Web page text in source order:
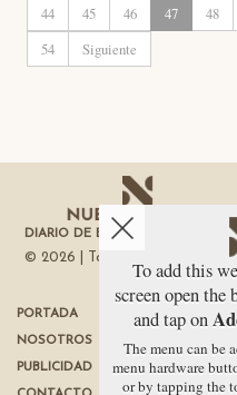
44
45 46 47 48
54
Siguiente
DIARIO DE ECONOMÍA DE LA
© 2026 | Todos los derechos
PORTADA
NOSOTROS
PUBLICIDAD
To add this
screen open the
and tap on
The menu can be
menu hardware
or by tapping the
Aviso sobre
Utilizamos
funcionamiento
cookies y como
Privacidad y